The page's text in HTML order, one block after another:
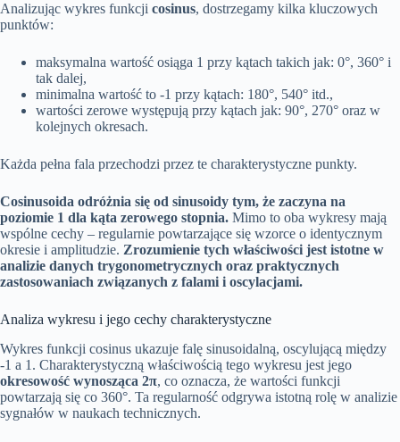
Analizując wykres funkcji cosinus, dostrzegamy kilka kluczowych
punktów:
maksymalna wartość osiąga 1 przy kątach takich jak: 0°, 360° i
tak dalej,
minimalna wartość to -1 przy kątach: 180°, 540° itd.,
wartości zerowe występują przy kątach jak: 90°, 270° oraz w
kolejnych okresach.
Każda pełna fala przechodzi przez te charakterystyczne punkty.
Cosinusoida odróżnia się od sinusoidy tym, że zaczyna na
poziomie 1 dla kąta zerowego stopnia. Mimo to oba wykresy mają
wspólne cechy – regularnie powtarzające się wzorce o identycznym
okresie i amplitudzie. Zrozumienie tych właściwości jest istotne w
analizie danych trygonometrycznych oraz praktycznych
zastosowaniach związanych z falami i oscylacjami.
Analiza wykresu i jego cechy charakterystyczne
Wykres funkcji cosinus ukazuje falę sinusoidalną, oscylującą między
-1 a 1. Charakterystyczną właściwością tego wykresu jest jego
okresowość wynosząca 2π, co oznacza, że wartości funkcji
powtarzają się co 360°. Ta regularność odgrywa istotną rolę w analizie
sygnałów w naukach technicznych.